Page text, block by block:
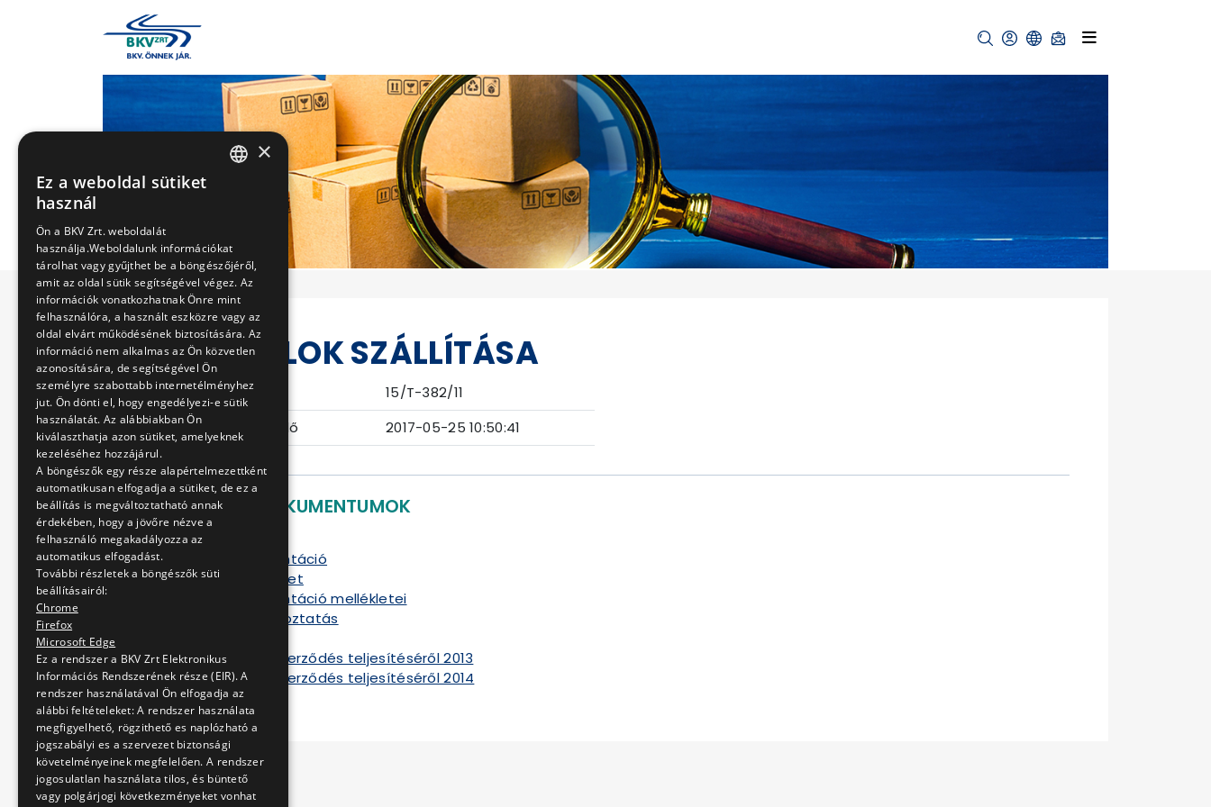
VÉDŐITALOK SZÁLLÍTÁSA
Eljárás száma
15/T-382/11
Ajánlattételi határidő
2017-05-25 10:50:41
LETÖLTHETŐ DOKUMENTUMOK
Ajánlati felhívás
Ajánlati dokumentáció
Szerződéstervezet
Ajánlati dokumentáció mellékletei
Kiegészítő tájékoztatás
Tájékoztató a szerződés teljesítéséről 2013
Tájékoztató a szerződés teljesítéséről 2014
×
Ez a weboldal sütiket
használ
Ön a BKV Zrt. weboldalát
használja.Weboldalunk információkat
tárolhat vagy gyűjthet be a böngészőjéről,
amit az oldal sütik segítségével végez. Az
információk vonatkozhatnak Önre mint
felhasználóra, a használt eszközre vagy az
oldal elvárt működésének biztosítására. Az
információ nem alkalmas az Ön közvetlen
azonosítására, de segítségével Ön
személyre szabottabb internetélményhez
jut. Ön dönti el, hogy engedélyezi-e sütik
használatát. Az alábbiakban Ön
kiválaszthatja azon sütiket, amelyeknek
kezeléséhez hozzájárul.
A böngészők egy része alapértelmezettként
automatikusan elfogadja a sütiket, de ez a
beállítás is megváltoztatható annak
érdekében, hogy a jövőre nézve a
felhasználó megakadályozza az
automatikus elfogadást.
További részletek a böngészők süti
beállításairól:
Chrome
Firefox
Microsoft Edge
Ez a rendszer a BKV Zrt Elektronikus
Információs Rendszerének része (EIR). A
rendszer használatával Ön elfogadja az
alábbi feltételeket: A rendszer használata
megfigyelhető, rögzithető es naplózható a
jogszabályi es a szervezet biztonsági
követelményeinek megfelelően. A rendszer
jogosulatlan használata tilos, és büntető
vagy polgárjogi következményeket vonhat